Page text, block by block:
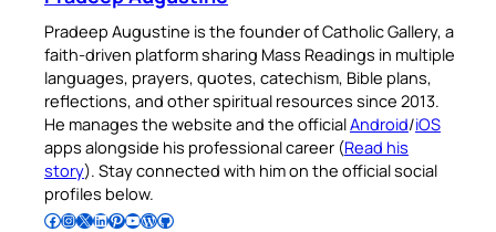
Pradeep Augustine is the founder of Catholic Gallery, a
faith-driven platform sharing Mass Readings in multiple
languages, prayers, quotes, catechism, Bible plans,
reflections, and other spiritual resources since 2013.
He manages the website and the officialAndroid/iOS
apps alongside his professional career (Read his
story). Stay connected with him on the official social
profiles below.
Follow Pradeep on Facebook Follow Pradeep on InstagramFollow Pradeep on X Follow Pradeep on LinkedIn Follow Pradeep on Pinterest Subscribe to Pradeep’s Youtube Channel Follow Pradeep on WordPress Follow Pradeep on GitHub